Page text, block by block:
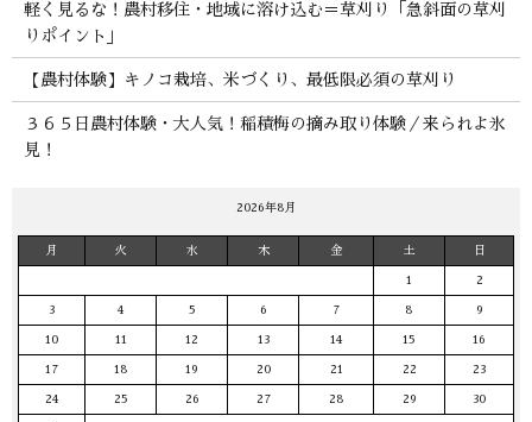
軽く見るな！農村移住・地域に溶け込む＝草刈り「急斜面の草刈
りポイント」
【農村体験】キノコ栽培、米づくり、最低限必須の草刈り
３６５日農村体験・大人気！稲積梅の摘み取り体験／来られよ氷
見！
2026年8月
月 火 水 木 金 土 日
1 2
3 4 5 6 7 8 9
10 11 12 13 14 15 16
17 18 19 20 21 22 23
24 25 26 27 28 29 30